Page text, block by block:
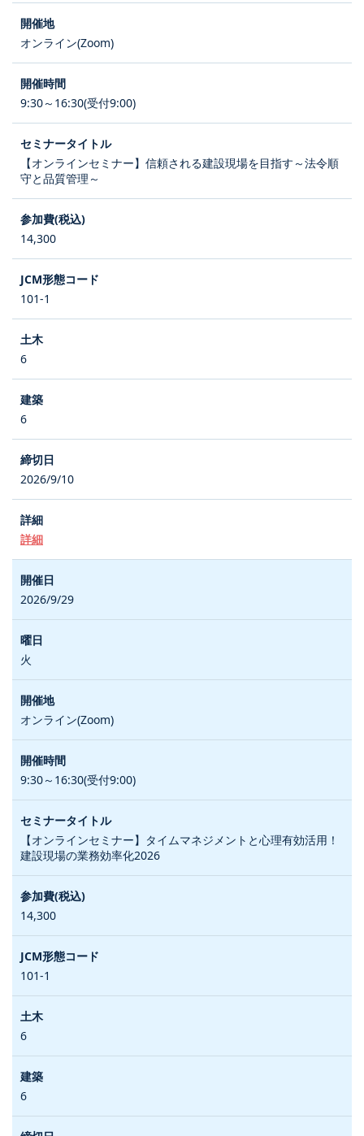
オンライン(Zoom)
9:30～16:30(受付9:00)
【オンラインセミナー】信頼される建設現場を目指す～法令順
守と品質管理～
14,300
101-1
6
6
2026/9/10
詳細
2026/9/29
火
オンライン(Zoom)
9:30～16:30(受付9:00)
【オンラインセミナー】タイムマネジメントと心理有効活用！
建設現場の業務効率化2026
14,300
101-1
6
6